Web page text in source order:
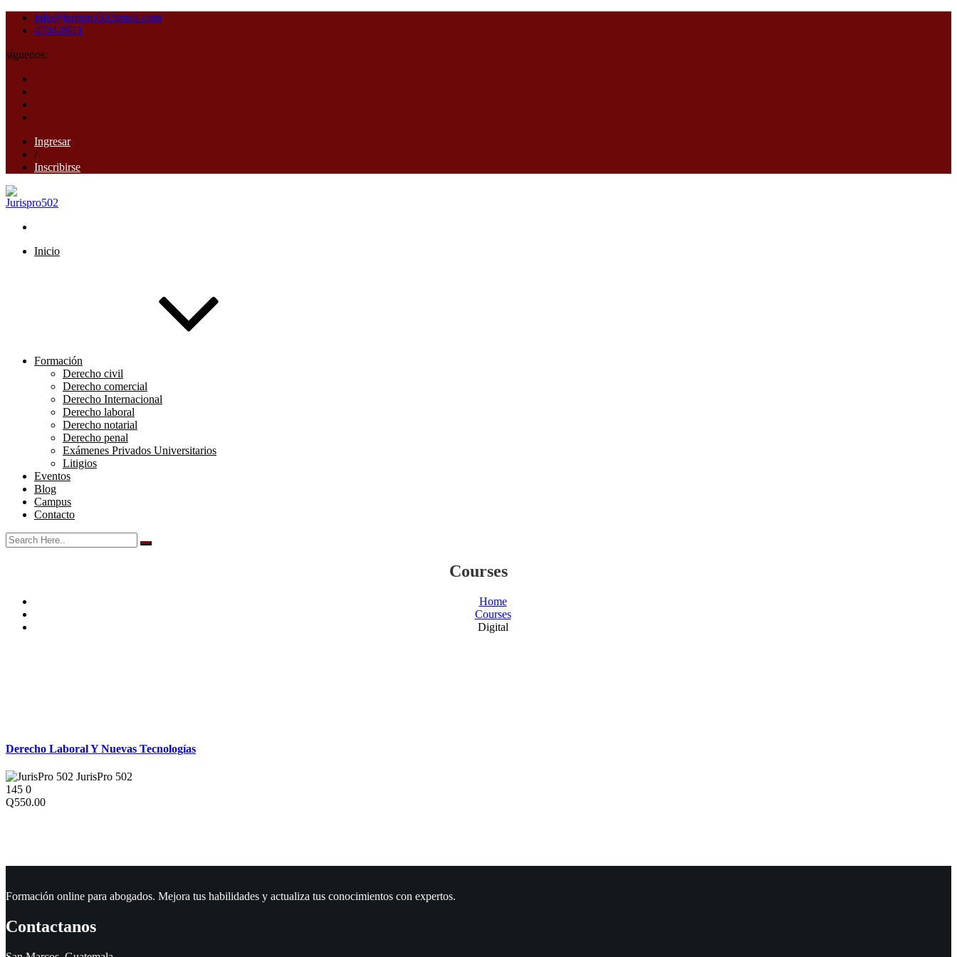
info@jurispro502gmail.com
4704-9611
síguenos:
Ingresar
/
Inscribirse
Inicio
Formación
Derecho civil
Derecho comercial
Derecho Internacional
Derecho laboral
Derecho notarial
Derecho penal
Exámenes Privados Universitarios
Litigios
Eventos
Blog
Campus
Contacto
Courses
Home
Courses
Digital
Derecho Laboral Y Nuevas Tecnologías
JurisPro 502
145 0
Q550.00
Formación online para abogados. Mejora tus habilidades y actualiza tus conocimientos con expertos.
Contactanos